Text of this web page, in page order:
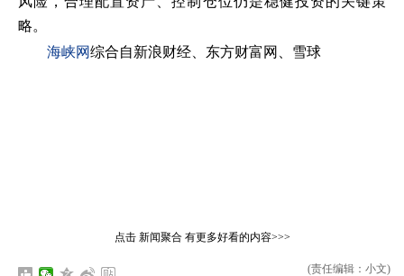
略。
海峡网综合自新浪财经、东方财富网、雪球
点击 新闻聚合有更多好看的内容>>>
(责任编辑：小文)